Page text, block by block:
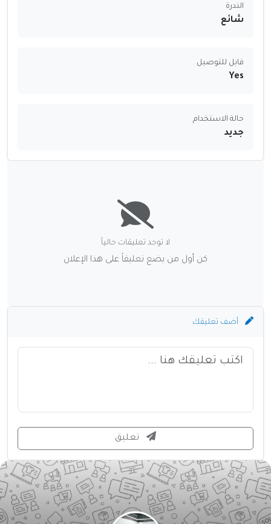
الندرة
شائع
قابل للتوصيل
Yes
حالة الاستخدام
جديد
لا توجد تعليقات حالياً
كن أول من يضع تعليقاً على هذا الإعلان
أضف تعليقك
تعليق